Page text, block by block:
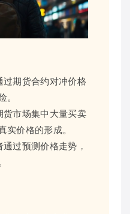
过期货合约对冲价格
货市场集中大量买卖
实价格的形成。
过预测价格走势，